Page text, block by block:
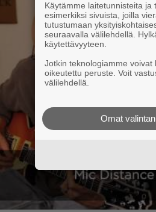
Käytämme laitetunnisteita
esimerkiksi sivuista, joilla
tutustumaan
seuraavalla välilehdellä.
käytettävyyteen.
Jotkin teknologiamme
oikeutettu peruste. Voit
välilehdellä.
Omat